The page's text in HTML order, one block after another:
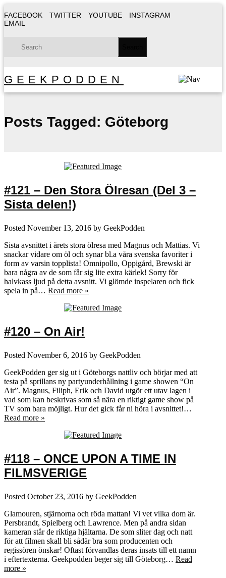
FACEBOOK TWITTER YOUTUBE
INSTAGRAM
EMAIL
GEEKPODDEN
Posts Tagged: Göteborg
#121 – Den Stora Ölresan (Del 3 –
Sista delen!)
Posted November 13, 2016 by GeekPodden
Sista avsnittet i årets stora ölresa med Magnus och Mattias. Vi
snackar vidare om öl och synar bl.a våra svenska favoriter i
form av varsin topplista! Omnipollo, Oppigård, Brewski är
bara några av de som får sig lite extra kärlek! Sorry för
halvkass ljud på detta avsnitt. Vi glömde inspelaren och fick
spela in på… Read more »
#120 – On Air!
Posted November 6, 2016 by GeekPodden
GeekPodden ger sig ut i Göteborgs nattliv och börjar med att
testa på sprillans ny partyunderhållning i game showen “On
Air”. Magnus, Filiph, Erik och David utgör ett utav lagen i
vad som kan beskrivas som så nära en riktigt game show på
TV som bara möjligt. Hur det gick får ni höra i avsnittet!…
Read more »
#118 – ONCE UPON A TIME IN
FILMSVERIGE
Posted October 23, 2016 by GeekPodden
Glamouren, stjärnorna och röda mattan! Vi vet vilka dom är.
Persbrandt, Spielberg och Lawrence. Men på andra sidan
kameran står de riktiga hjältarna. De som sliter dag och natt
för att filmen skall bli sådär bra som producenten och
regissören önskar! Oftast förvandlas deras insats till ett namn
i eftertexterna. Geekpodden beger sig till Göteborg… Read
more »